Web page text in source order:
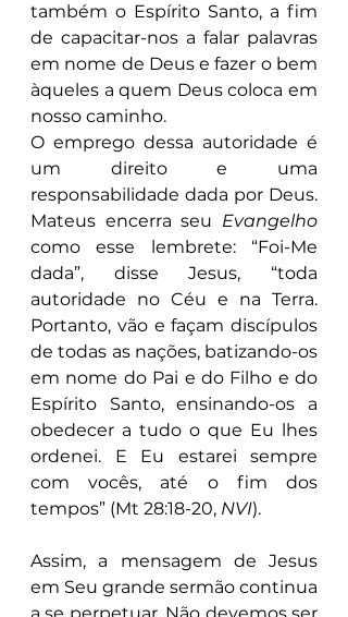
também o Espírito Santo, a fim
de capacitar-nos a falar palavras
em nome de Deus e fazer o bem
àqueles a quem Deus coloca em
nosso caminho.
O emprego dessa autoridade é
um direito e uma
responsabilidade dada por Deus.
Mateus encerra seu Evangelho
como esse lembrete: “Foi-Me
dada”, disse Jesus, “toda
autoridade no Céu e na Terra.
Portanto, vão e façam discípulos
de todas as nações, batizando-os
em nome do Pai e do Filho e do
Espírito Santo, ensinando-os a
obedecer a tudo o que Eu lhes
ordenei. E Eu estarei sempre
com vocês, até o fim dos
tempos” (Mt 28:18-20, NVI).
Assim, a mensagem de Jesus
em Seu grande sermão continua